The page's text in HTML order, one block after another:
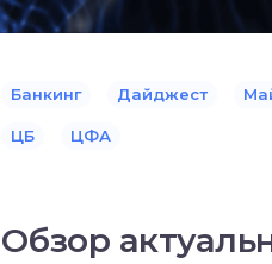
Банкинг Дайджест
ЦБ ЦФА
Обзор